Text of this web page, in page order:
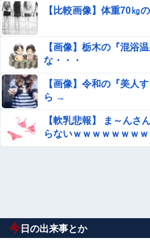
【比較画像】体重70㎏
【画像】栃木の『混浴
な・・・
【画像】令和の『美人
ら →
【軟乳悲報】 ま～んさ
らないｗｗｗｗｗｗｗｗ
今 日の出来事とか